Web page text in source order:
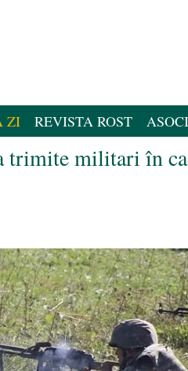
ZI REVISTA ROST
trimite militari în